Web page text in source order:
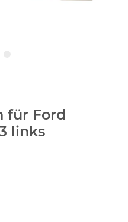
für Ford
links